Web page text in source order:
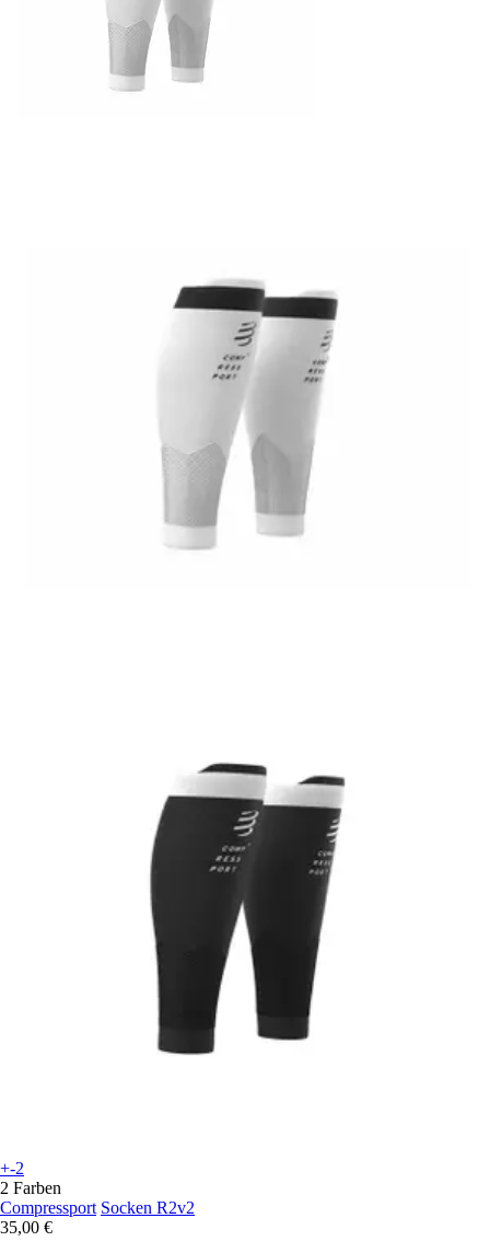
+-2
2 Farben
Compressport Socken R2v2
35,00 €